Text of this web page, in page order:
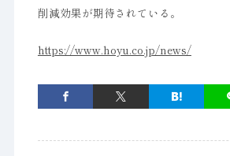
削減効果が期待されている。
https://www.hoyu.co.jp/news/